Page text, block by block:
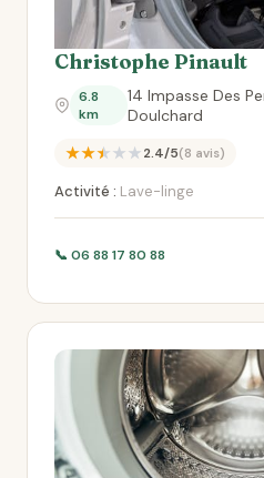
Christophe Pinault
6.8
km
14 Impasse Des
Doulchard
★★★★★2.4/5(8 avis)
Activité : Lave-linge
📞 06 88 17 80 88